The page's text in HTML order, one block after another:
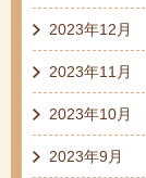
2023年12月
2023年11月
2023年10月
2023年9月